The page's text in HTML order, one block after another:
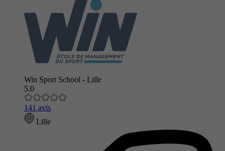
Win Sport School - Lille
5.0
141 avis
Lille